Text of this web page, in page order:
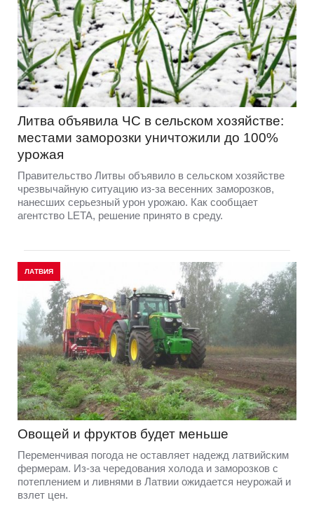
Литва объявила ЧС в сельском хозяйстве:
местами заморозки уничтожили до 100%
урожая
Правительство Литвы объявило в сельском хозяйстве
чрезвычайную ситуацию из-за весенних заморозков,
нанесших серьезный урон урожаю. Как сообщает
агентство LETA, решение принято в среду.
ЛАТВИЯ
Овощей и фруктов будет меньше
Переменчивая погода не оставляет надежд латвийским
фермерам. Из-за чередования холода и заморозков с
потеплением и ливнями в Латвии ожидается неурожай и
взлет цен.